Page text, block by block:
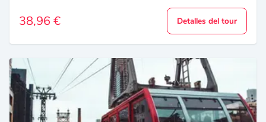
38,96 € Detalles del tour